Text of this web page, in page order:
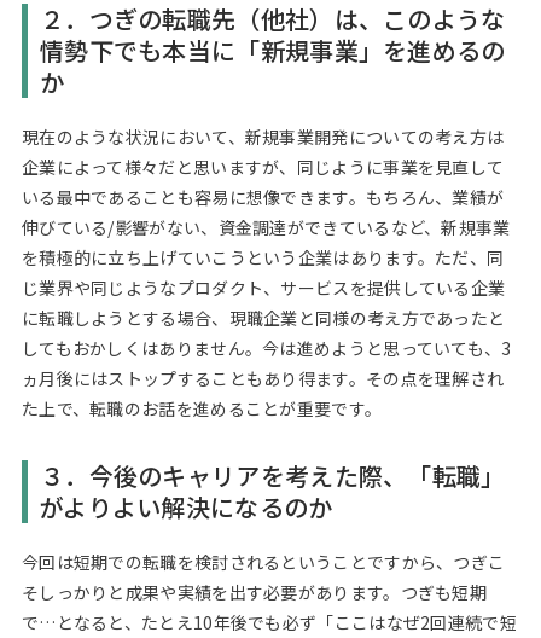
２．つぎの転職先（他社）は、このような
情勢下でも本当に「新規事業」を進めるの
か
現在のような状況において、新規事業開発についての考え方は
企業によって様々だと思いますが、同じように事業を見直して
いる最中であることも容易に想像できます。もちろん、業績が
伸びている/影響がない、資金調達ができているなど、新規事業
を積極的に立ち上げていこうという企業はあります。ただ、同
じ業界や同じようなプロダクト、サービスを提供している企業
に転職しようとする場合、現職企業と同様の考え方であったと
してもおかしくはありません。今は進めようと思っていても、3
ヵ月後にはストップすることもあり得ます。その点を理解され
た上で、転職のお話を進めることが重要です。
３．今後のキャリアを考えた際、「転職」
がよりよい解決になるのか
今回は短期での転職を検討されるということですから、つぎこ
そしっかりと成果や実績を出す必要があります。つぎも短期
で…となると、たとえ10年後でも必ず「ここはなぜ2回連続で短